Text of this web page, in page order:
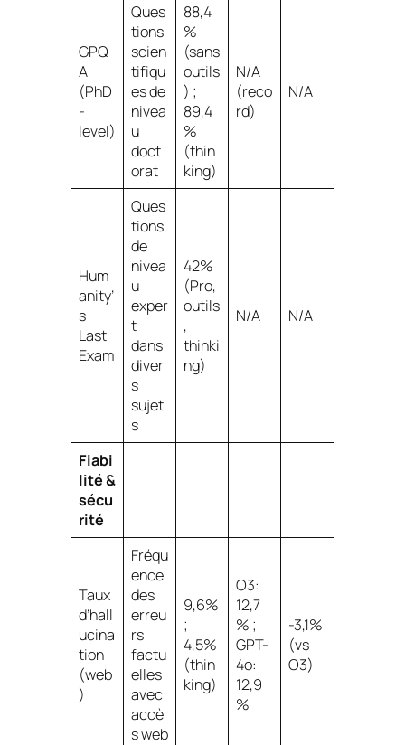
GPQ
A
(PhD
-
level)
Ques
tions
scien
tifiqu
es de
nivea
u
doct
orat
88,4
%
(sans
outils
) ;
89,4
%
(thin
king)
N/A
(reco
rd)
N/A
Hum
anity’
s
Last
Exam
Ques
tions
de
nivea
u
exper
t
dans
diver
s
sujet
s
42%
(Pro,
outils
,
thinki
ng)
N/A N/A
Fiabi
lité &
sécu
rité
Taux
d’hall
ucina
tion
(web
)
Fréqu
ence
des
erreu
rs
factu
elles
avec
accè
s web
9,6%
;
4,5%
(thin
king)
O3:
12,7
% ;
GPT-
4o:
12,9
%
-3,1%
(vs
O3)